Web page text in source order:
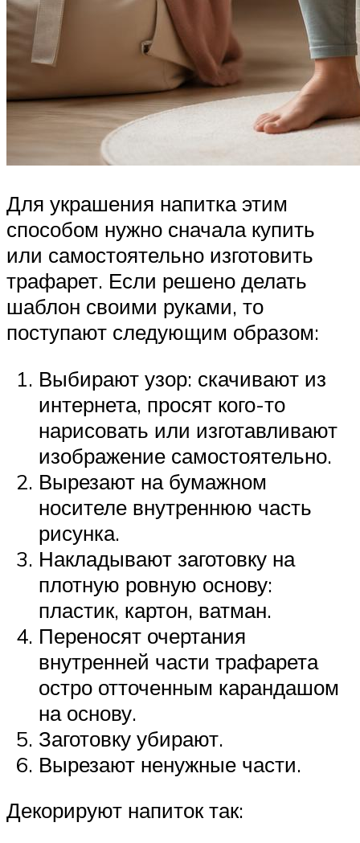
Для украшения напитка этим
способом нужно сначала купить
или самостоятельно изготовить
трафарет. Если решено делать
шаблон своими руками, то
поступают следующим образом:
Выбирают узор: скачивают из
интернета, просят кого-то
нарисовать или изготавливают
изображение самостоятельно.
Вырезают на бумажном
носителе внутреннюю часть
рисунка.
Накладывают заготовку на
плотную ровную основу:
пластик, картон, ватман.
Переносят очертания
внутренней части трафарета
остро отточенным карандашом
на основу.
Заготовку убирают.
Вырезают ненужные части.
Декорируют напиток так: